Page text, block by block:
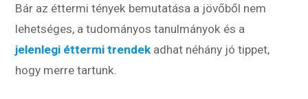
Bár az éttermi tények bemutatása a jövőből nem
lehetséges, a tudományos tanulmányok és a
jelenlegi éttermi trendek adhat néhány jó tippet,
hogy merre tartunk.